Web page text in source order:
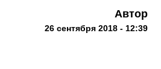
Автор
26 сентября 2018 - 12:39